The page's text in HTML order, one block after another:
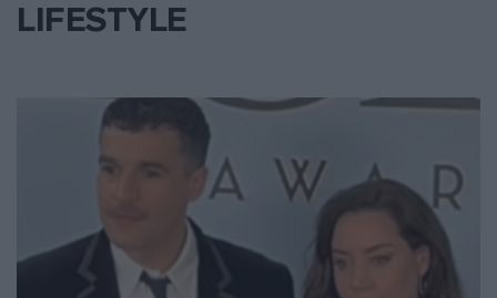
LIFESTYLE